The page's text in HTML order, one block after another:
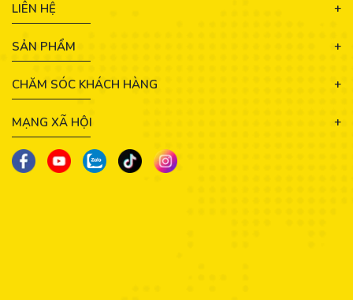
LIÊN HỆ
SẢN PHẨM
CHĂM SÓC KHÁCH HÀNG
MẠNG XÃ HỘI